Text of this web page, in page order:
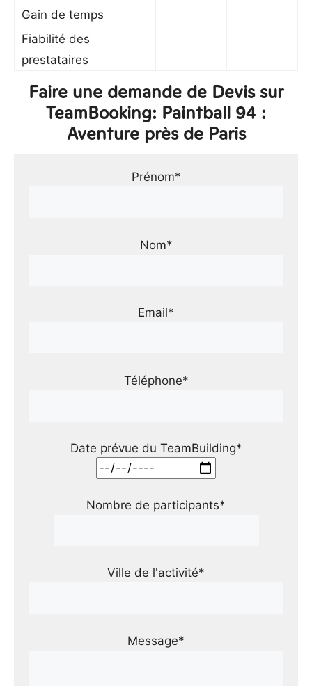
Gain de temps
Fiabilité des
prestataires
Faire une demande de Devis sur
TeamBooking: Paintball 94 :
Aventure près de Paris
Prénom*
Nom*
Email*
Téléphone*
Date prévue du TeamBuilding*
Nombre de participants*
Ville de l'activité*
Message*